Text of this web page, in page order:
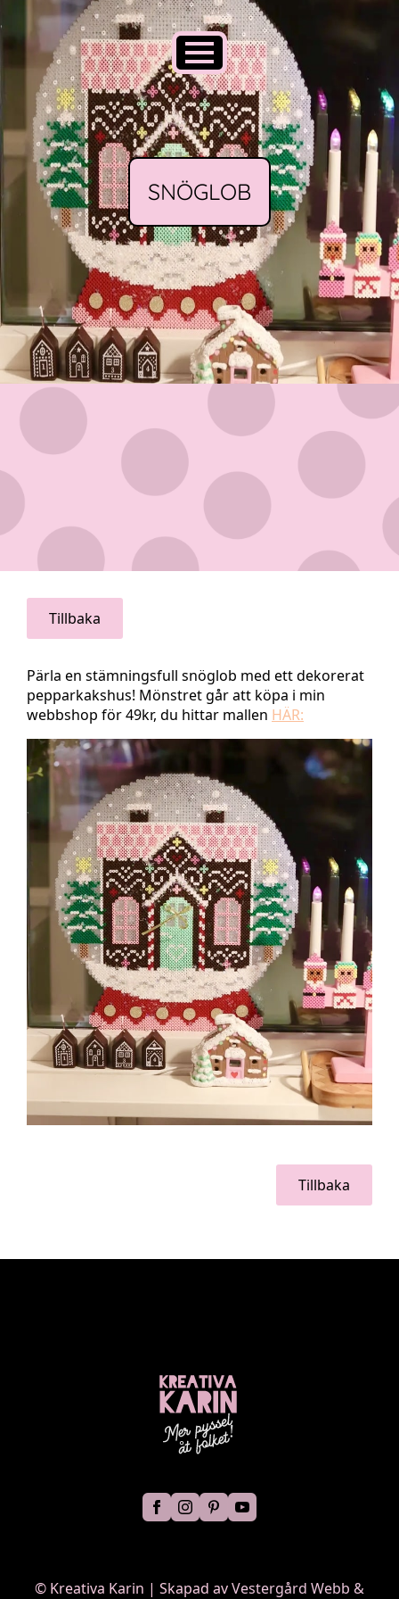
SNÖGLOB
Tillbaka
Pärla en stämningsfull snöglob med ett dekorerat
pepparkakshus! Mönstret går att köpa i min
webbshop för 49kr, du hittar mallen HÄR:
Tillbaka
© Kreativa Karin | Skapad avVestergård Webb &